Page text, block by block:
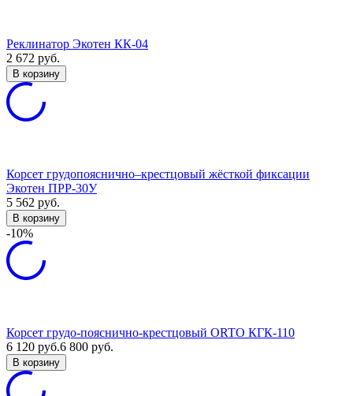
Реклинатор Экотен КК-04
2 672 руб.
В корзину
Корсет грудопояснично–крестцовый жёсткой фиксации
Экотен ПРР-30У
5 562 руб.
В корзину
-10%
Корсет грудо-пояснично-крестцовый ORTO КГК-110
6 120 руб.6 800 руб.
В корзину